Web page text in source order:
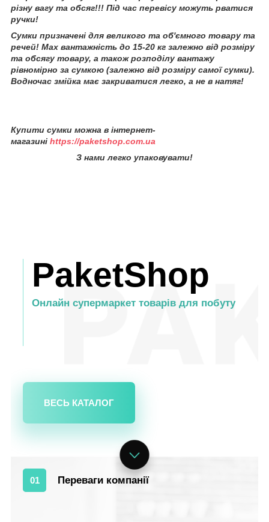
різну вагу та обсяг!!! Під час перевісу можуть рватися
ручки!
Сумки призначені для великого та об'ємного товару та
речей! Мах вантажність до 15-20 кг залежно від розміру
та обсягу товару, а також розподілу вантажу
рівномірно за сумкою (залежно від розміру самої сумки).
Водночас змійка має закриватися легко, а не в натяг!
Купити сумки можна в інтернет-
магазині https://paketshop.com.ua
З нами легко упаковувати!
PaketShop
Онлайн супермаркет товарів для побуту
ВЕСЬ КАТАЛОГ
01 Переваги компанії